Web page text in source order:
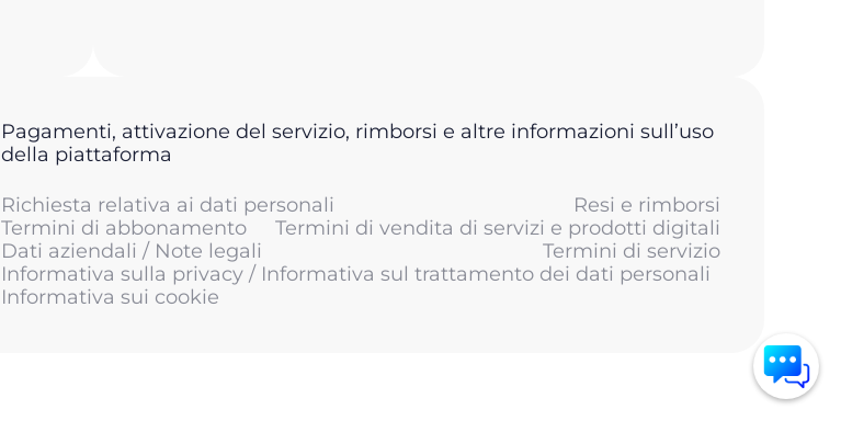
Pagamenti, attivazione del servizio, rimborsi e altre informazioni sull’uso
della piattaforma
Richiesta relativa ai dati personali
Resi e rimborsi
Termini di abbonamento
Termini di vendita di servizi e prodotti digitali
Dati aziendali / Note legali
Termini di servizio
Informativa sulla privacy / Informativa sul trattamento dei dati personali
Informativa sui cookie